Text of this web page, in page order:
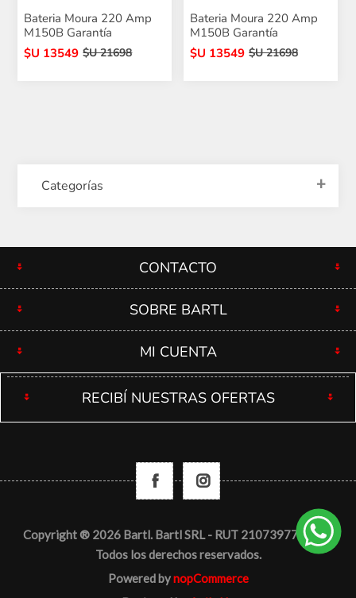
Bateria Moura 220 Amp
M150B Garantía
$U 13549 $U 21698
Bateria Moura 220 Amp
M150B Garantía
$U 13549 $U 21698
Categorías
CONTACTO
SOBRE BARTL
MI CUENTA
RECIBÍ NUESTRAS OFERTAS
Copyright ® 2026 Bartl. Bartl SRL - RUT 210739770012 -
Todos los derechos reservados.
Powered bynopCommerce